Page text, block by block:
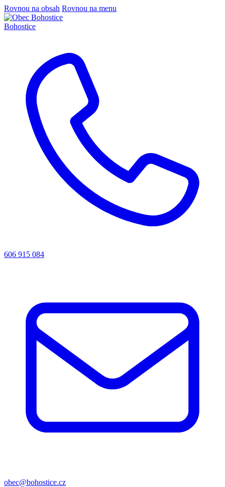
Rovnou na obsah Rovnou na menu
Bohostice
606 915 084
obec@bohostice.cz